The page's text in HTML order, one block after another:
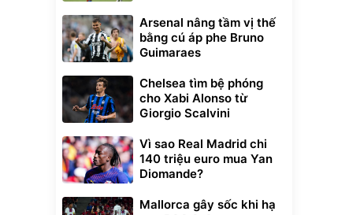
Arsenal nâng tầm vị thế
bằng cú áp phe Bruno
Guimaraes
Chelsea tìm bệ phóng
cho Xabi Alonso từ
Giorgio Scalvini
Vì sao Real Madrid chi
140 triệu euro mua Yan
Diomande?
Mallorca gây sốc khi hạ